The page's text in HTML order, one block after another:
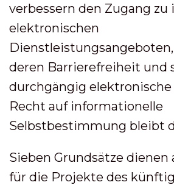
verbessern den Zugang zu
elektronischen
deren Barrierefreiheit und
durchgängig elektronische
Recht auf informationelle
Selbstbestimmung bleibt
Sieben Grundsätze dienen
für die Projekte des